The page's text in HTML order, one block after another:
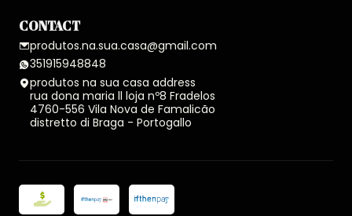
CONTACT
produtos.na.sua.casa@gmail.com
351915948848
produtos na sua casa address
rua dona maria ll loja nº8 Fradelos
4760-556 Vila Nova de Famalicão
distretto di Braga - Portogallo